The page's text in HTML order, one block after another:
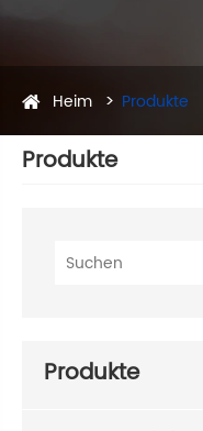
Heim Produkte
Produkte
Produkte